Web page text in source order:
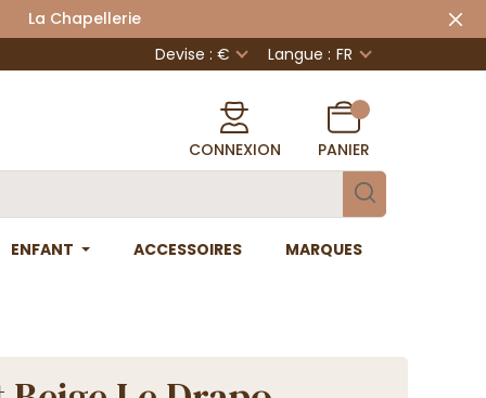
Chapellerie
Devise : €
Langue : FR
CONNEXION PANIER
ENFANT ACCESSOIRES MARQUES